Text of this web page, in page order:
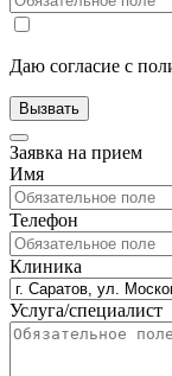
Даю согласие с
Заявка на прием
Имя
Телефон
Клиника
Услуга/специалист